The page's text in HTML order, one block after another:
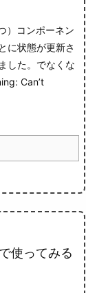
コンポーネン
に状態が更新さ
した。 でなくな
Can’t
使ってみる